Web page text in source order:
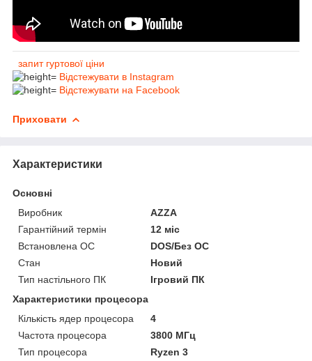
запит гуртової ціни
Відстежувати в Instagram
Відстежувати на Facebook
Приховати
Характеристики
Основні
Виробник
AZZA
Гарантійний термін
12 міс
Встановлена ОС
DOS/Без ОС
Стан
Новий
Тип настільного ПК
Ігровий ПК
Характеристики процесора
Кількість ядер процесора
4
Частота процесора
3800 МГц
Тип процесора
Ryzen 3